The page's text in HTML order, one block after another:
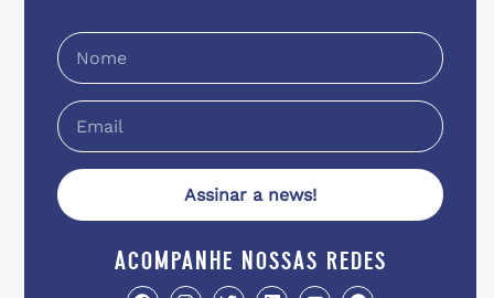
Assinar a news!
acompanhe nossas redes